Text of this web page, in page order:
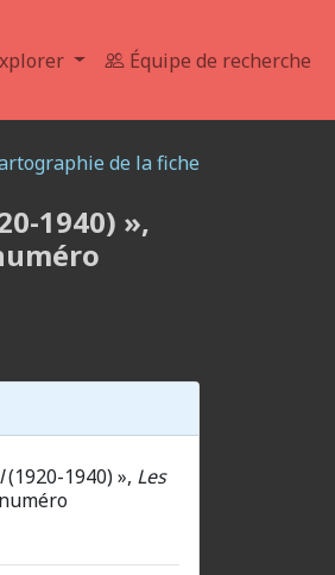
Équipe de recherche
de la fiche
1940) »,
(1920-1940) », Les